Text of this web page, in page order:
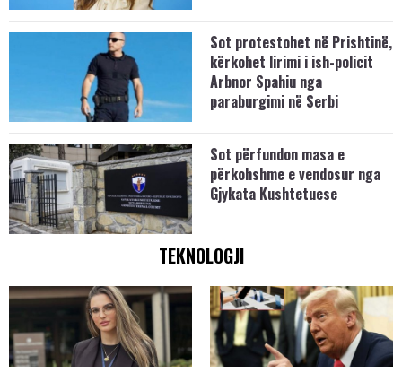
Sot protestohet në Prishtinë,
kërkohet lirimi i ish-policit
Arbnor Spahiu nga
paraburgimi në Serbi
Sot përfundon masa e
përkohshme e vendosur nga
Gjykata Kushtetuese
TEKNOLOGJI